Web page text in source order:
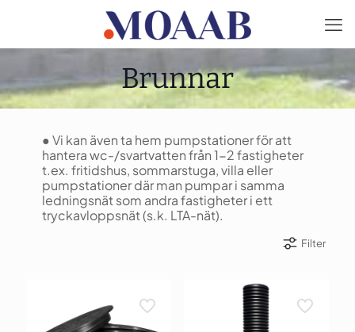
Brunnar
● Vi kan även ta hem pumpstationer för att
hantera wc-/svartvatten från 1-2 fastigheter
t.ex. fritidshus, sommarstuga, villa eller
pumpstationer där man pumpar i samma
ledningsnät som andra fastigheter i ett
tryckavloppsnät (s.k. LTA-nät).
Filter